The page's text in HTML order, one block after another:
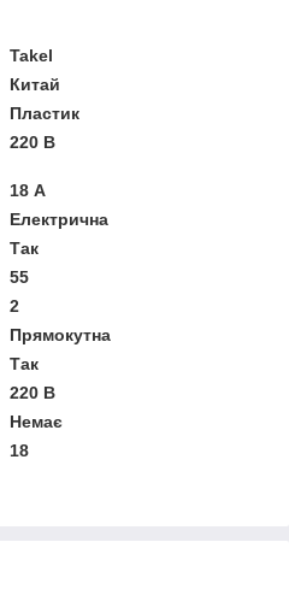
Takel
Китай
Пластик
220 В
18 А
Електрична
Так
55
2
Прямокутна
Так
220 В
Немає
18